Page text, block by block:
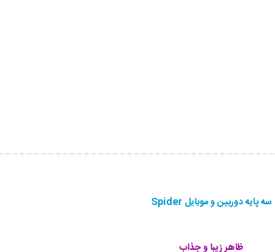
سه پایه دوربین و موبایل Spider
ظاهر زیبا و جذاب